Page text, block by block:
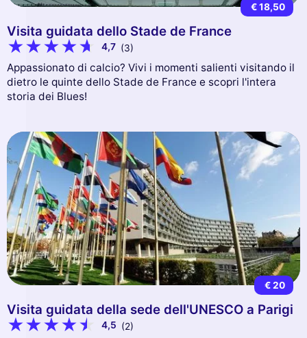
€ 18,50
Visita guidata dello Stade de France
4,7 (3)
Appassionato di calcio? Vivi i momenti salienti visitando il
dietro le quinte dello Stade de France e scopri l'intera
storia dei Blues!
€ 20
Visita guidata della sede dell'UNESCO a Parigi
4,5 (2)